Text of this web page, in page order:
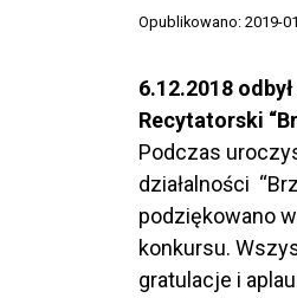
Opublikowano: 2019-
6.12.2018
Recytatorski
Podczas
działalności
podziękowano
konkursu.
gratulacje i